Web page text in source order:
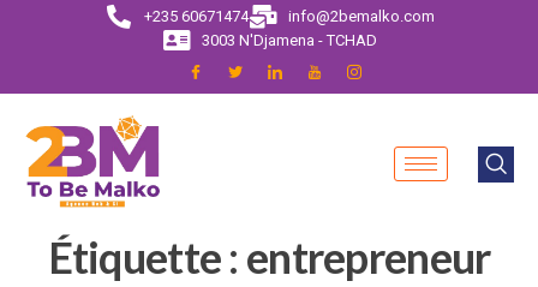
+235 60671474
info@2bemalko.com
3003 N'Djamena - TCHAD
Étiquette : entrepreneur